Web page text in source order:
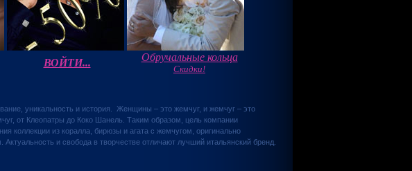
ВОЙТИ... Обручальные кольца
Скидки!
уникальность и история. Женщины – это жемчуг, и жемчуг – это
от Клеопатры до Коко Шанель. Таким образом, цель компании
коллекции из коралла, бирюзы и агата с жемчугом, оригинально
и свобода в творчестве отличают лучший итальянский бренд.